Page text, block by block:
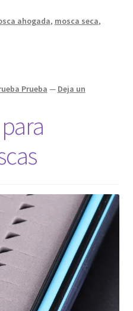
ahogada, mosca seca,
Prueba — Deja un